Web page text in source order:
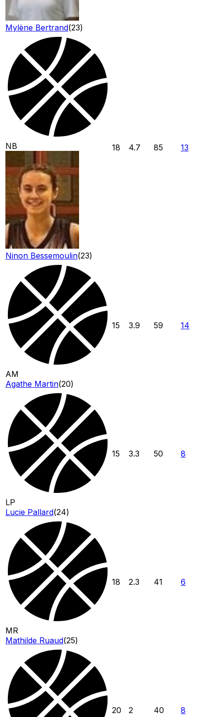
Mylène Bertrand(23)
NB
Ninon Bessemoulin(23)
18 4.7 85 13
AM
Agathe Martin(20)
15 3.9 59 14
LP
Lucie Pallard(24)
15 3.3 50 8
MR
Mathilde Ruaud(25)
18 2.3 41 6
20 2 40 8